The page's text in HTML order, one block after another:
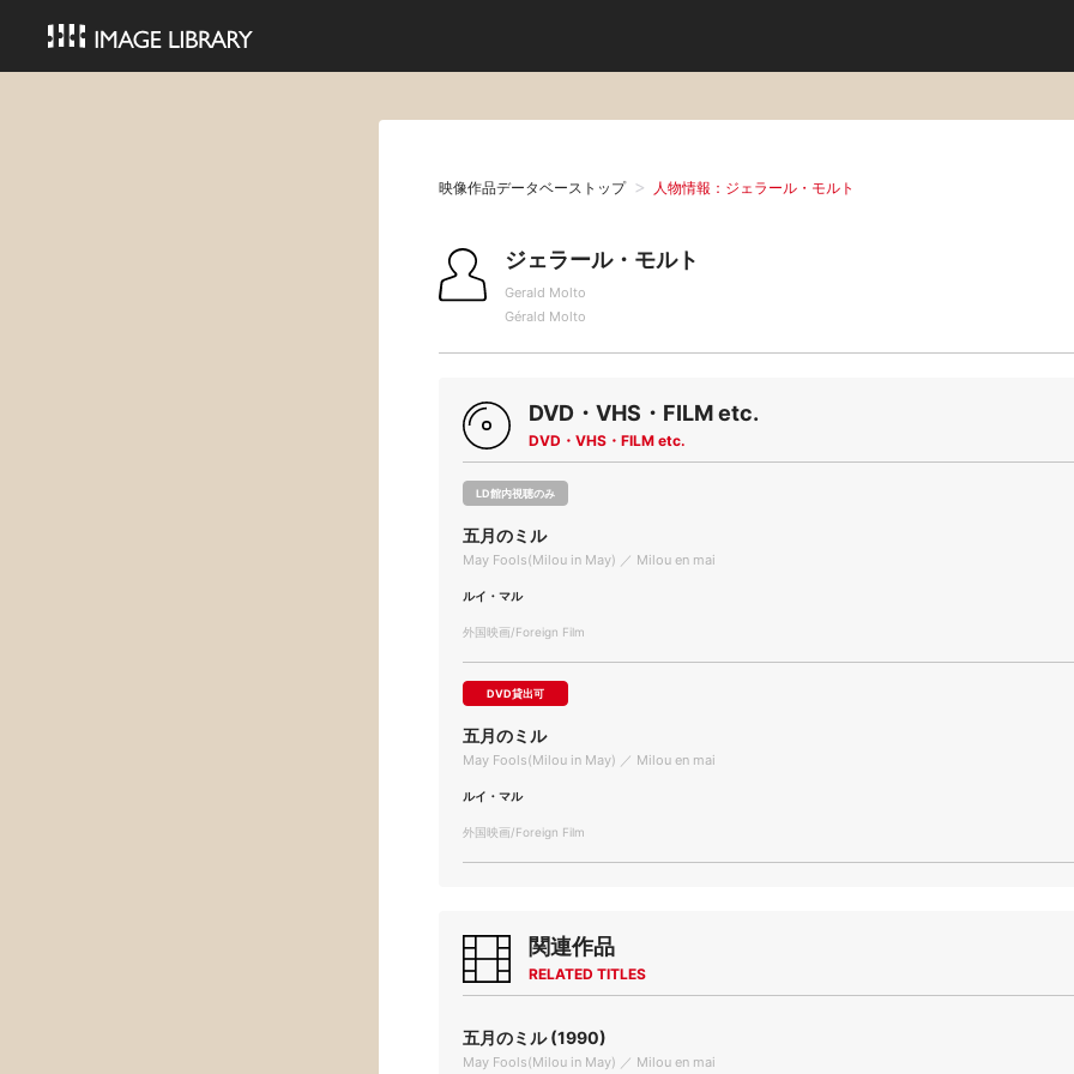
映像作品データベーストップ 人物情報：ジェラール・モルト
ジェラール・モルト
Gerald Molto
Gérald Molto
DVD・VHS・FILM etc.
DVD・VHS・FILM etc.
LD館内視聴のみ
五月のミル
May Fools(Milou in May) ／ Milou en mai
ルイ・マル
外国映画/Foreign Film
DVD貸出可
五月のミル
May Fools(Milou in May) ／ Milou en mai
ルイ・マル
外国映画/Foreign Film
関連作品
RELATED TITLES
五月のミル (1990)
May Fools(Milou in May) ／ Milou en mai